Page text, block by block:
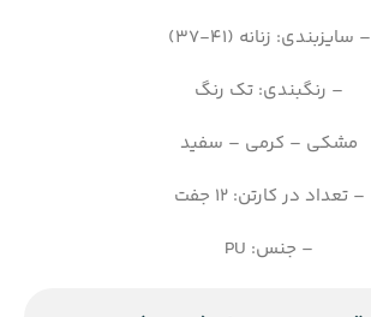
– سایزبندی: زنانه (41-37)
– رنگبندی: تک رنگ
مشکی – کرمی – سفید
– تعداد در کارتن: 12 جفت
– جنس: PU